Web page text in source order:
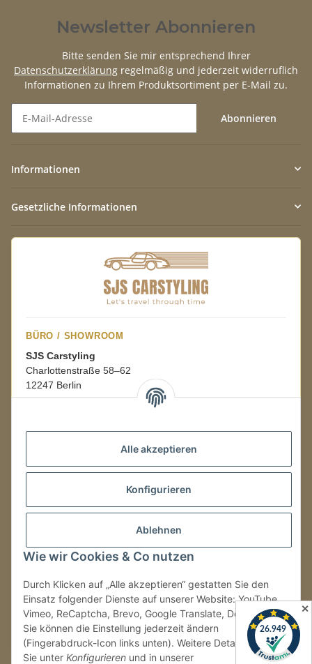
Alle akzeptieren
Konfigurieren
Ablehnen
Wie wir Cookies & Co nutzen
Durch Klicken auf „Alle akzeptieren“ gestatten Sie den
Einsatz folgender Dienste auf unserer Website: YouTube,
Vimeo, ReCaptcha, Brevo, Google Translate, Doofinder.
Sie können die Einstellung jederzeit ändern
(Fingerabdruck-Icon links unten). Weitere Details finden
Sie unter Konfigurieren und in unserer
Newsletter Abonnieren
Bitte senden Sie mir entsprechend Ihrer
Datenschutzerklärung regelmäßig und jederzeit widerruflich
Informationen zu Ihrem Produktsortiment per E-Mail zu.
Abonnieren
Informationen
Gesetzliche Informationen
BÜRO / SHOWROOM
SJS Carstyling
Charlottenstraße 58–62
12247 Berlin
08:00–16:00 Uhr
LAGER / RETOUREN
Packmonster Fulfillment
SJS Carstyling Lager
Retouren ausschließlich an diese Adresse.
Tel.:+49 (0) 30 36417228
E-Mail:info@sjs-carstyling.com
✕